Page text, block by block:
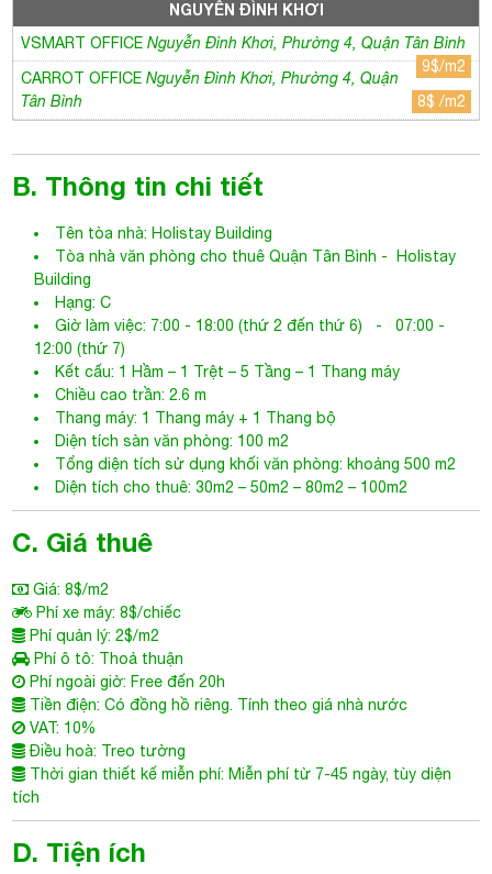
NGUYỄN ĐÌNH KHƠI
VSMART OFFICENguyễn Đình Khơi, Phường 4, Quận Tân Bình
9$/m2
CARROT OFFICENguyễn Đình Khơi, Phường 4, Quận
Tân Bình
8$ /m2
B. Thông tin chi tiết
Tên tòa nhà: Holistay Building
Tòa nhà văn phòng cho thuê Quận Tân Bình - Holistay
Building
Hạng: C
Giờ làm việc: 7:00 - 18:00 (thứ 2 đến thứ 6) - 07:00 -
12:00 (thứ 7)
Kết cấu: 1 Hầm – 1 Trệt – 5 Tầng – 1 Thang máy
Chiều cao trần: 2.6 m
Thang máy: 1 Thang máy + 1 Thang bộ
Diện tích sàn văn phòng: 100 m2
Tổng diện tích sử dụng khối văn phòng: khoảng 500 m2
Diện tích cho thuê: 30m2 – 50m2 – 80m2 – 100m2
C. Giá thuê
Giá: 8$/m2
Phí xe máy: 8$/chiếc
Phí quản lý: 2$/m2
Phí ô tô: Thoả thuận
Phí ngoài giờ: Free đến 20h
Tiền điện: Có đồng hồ riêng. Tính theo giá nhà nước
VAT: 10%
Điều hoà: Treo tường
Thời gian thiết kế miễn phí: Miễn phí từ 7-45 ngày, tùy diện
tích
D. Tiện ích